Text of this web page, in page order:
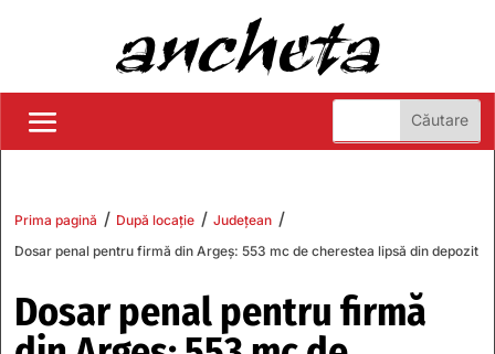
Prima pagină / După locație / Județean /
Dosar penal pentru firmă din Argeș: 553 mc de cherestea lipsă din depozit
Dosar penal pentru firmă